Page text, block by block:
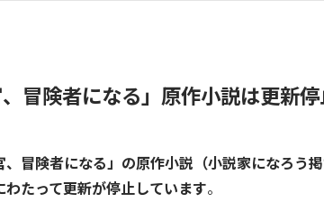
、冒険者になる」原作小説は更新
、冒険者になる」の原作小説（小説家になろう
たって更新が停止しています。